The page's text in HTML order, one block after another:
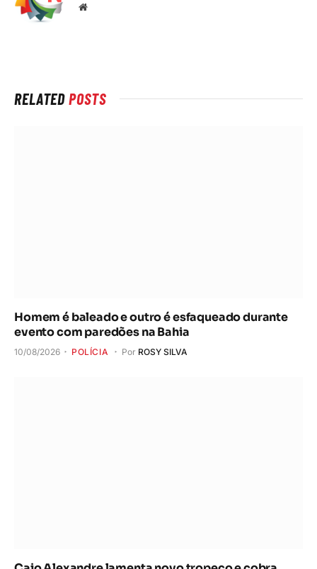
Local
RELATEDPOSTS
Homem é baleado e outro é esfaqueado durante
evento com paredões na Bahia
10/08/2026 POLÍCIA Por ROSY SILVA